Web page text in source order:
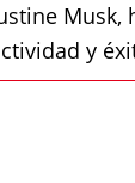
Musk,
y